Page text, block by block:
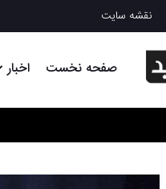
نقشه سایت
صفحه نخست اخبار